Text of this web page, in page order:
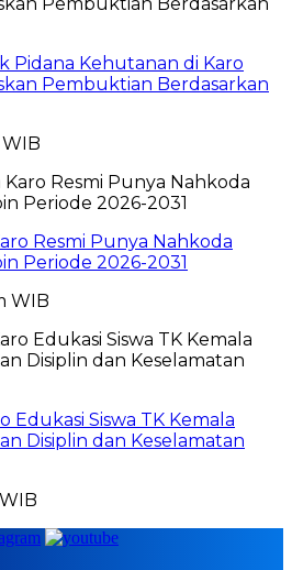
Pidana Kehutanan di Karo
Pembuktian Berdasarkan
Resmi Punya Nahkoda
Periode 2026-2031
WIB
Edukasi Siswa TK Kemala
Disiplin dan Keselamatan